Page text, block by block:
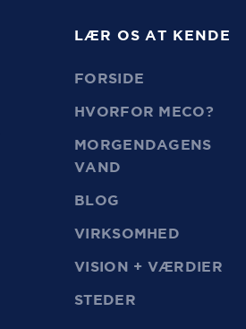
LÆR OS AT KENDE
FORSIDE
HVORFOR MECO?
MORGENDAGENS
VAND
BLOG
VIRKSOMHED
VISION + VÆRDIER
STEDER